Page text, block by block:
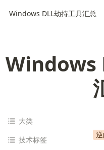
Windows DLL劫持工具汇总
Windows
大类
技术标签